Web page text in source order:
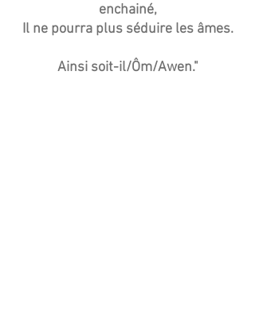
enchainé,
Il ne pourra plus séduire les âmes.
Ainsi soit-il/Ôm/Awen."